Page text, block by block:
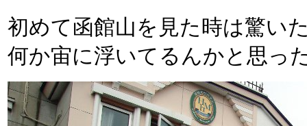
初めて函館山を見た時は驚い
何か宙に浮いてるんかと思っ